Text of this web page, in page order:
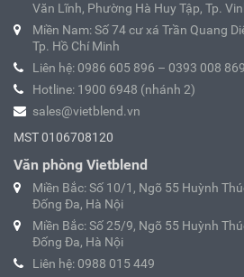
Văn Lĩnh, Phường Hà Huy Tập, Tp.
Miền Nam: Số 74 cư xá Trần Quang
Tp. Hồ Chí Minh
Liên hệ: 0986 605 896 – 0393 008 869
Hotline: 1900 6948 (nhánh 2)
sales@vietblend.vn
MST 0106708120
Văn phòng Vietblend
Miền Bắc: Số 10/1, Ngõ 55 Huỳnh
Đống Đa, Hà Nội
Miền Bắc: Số 25/9, Ngõ 55 Huỳnh
Đống Đa, Hà Nội
Liên hệ: 0988 015 449